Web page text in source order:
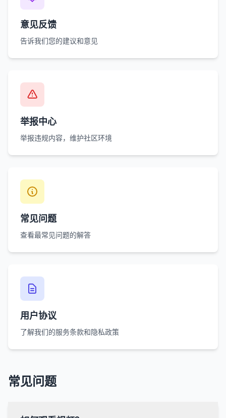
意见反馈
告诉我们您的建议和意见
举报中心
举报违规内容，维护社区环境
常见问题
查看最常见问题的解答
用户协议
了解我们的服务条款和隐私政策
常见问题